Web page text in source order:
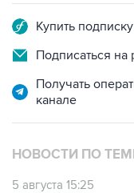
Купить
Подписаться на
Получать
канале
НОВОСТИ ПО
5 августа 15:25